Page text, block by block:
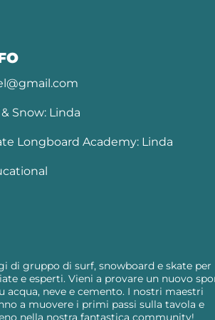
Snow: Linda
Longboard Academy: Linda
di gruppo di surf, snowboard e skate per
e esperti. Vieni a provare un nuovo
acqua, neve e cemento. I nostri maestri
a muovere i primi passi sulla tavola e